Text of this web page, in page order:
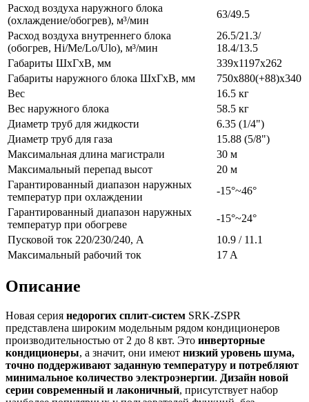
Расход воздуха наружного блока
(охлаждение/обогрев), м³/мин
63/49.5
Расход воздуха внутреннего блока
(обогрев, Hi/Me/Lo/Ulo), м³/мин
26.5/21.3/
18.4/13.5
Габариты ШхГхВ, мм
339x1197x262
Габариты наружного блока ШхГхВ, мм
750x880(+88)x340
Вес
16.5 кг
Вес наружного блока
58.5 кг
Диаметр труб для жидкости
6.35 (1/4")
Диаметр труб для газа
15.88 (5/8")
Максимальная длина магистрали
30 м
Максимальный перепад высот
20 м
Гарантированный диапазон наружных
температур при охлаждении
-15°~46°
Гарантированный диапазон наружных
температур при обогреве
-15°~24°
Пусковой ток 220/230/240, А
10.9 / 11.1
Максимальный рабочий ток
17 A
Описание
Новая серия недорогих сплит-систем SRK-ZSPR
представлена широким модельным рядом кондиционеров
производительностью от 2 до 8 квт. Это инверторные
кондиционеры, а значит, они имеют низкий уровень шума,
точно поддерживают заданную температуру и потребляют
минимальное количество электроэнергии. Дизайн новой
серии современный и лаконичный, присутствует набор